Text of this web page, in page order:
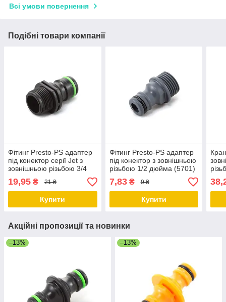
Всі умови повернення
Подібні товари компанії
Фітинг Presto-PS адаптер
під конектор серії Jet з
зовнішньою різьбою 3/4
дюйма (2507)
19,95 ₴ 21 ₴
Купити
Фітинг Presto-PS адаптер
під конектор з зовнішньою
різьбою 1/2 дюйма (5701)
7,83₴ 9 ₴
Купити
Акційні пропозиції та новинки
–13% –13%